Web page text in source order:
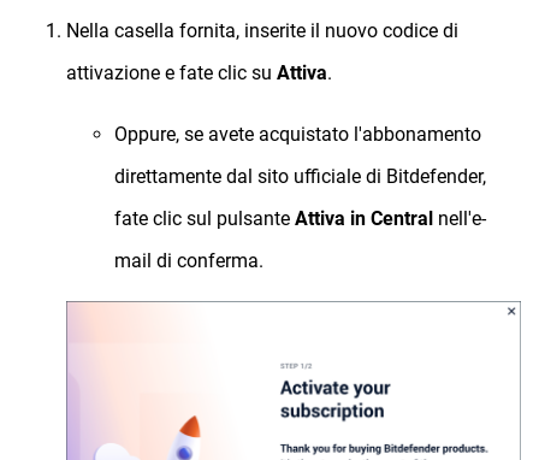
Nella casella fornita, inserite il nuovo codice di
attivazione e fate clic su Attiva.
Oppure, se avete acquistato l'abbonamento
direttamente dal sito ufficiale di Bitdefender,
fate clic sul pulsante Attiva in Central nell'e-
mail di conferma.